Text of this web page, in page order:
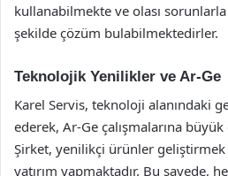
kullanabilmekte ve olası sorunlarla
şekilde çözüm bulabilmektedirler.
Teknolojik Yenilikler ve Ar-Ge
Karel Servis, teknoloji alanındaki
ederek, Ar-Ge çalışmalarına
Şirket, yenilikçi ürünler geliştirmek
yatırım yapmaktadır. Bu sayede,